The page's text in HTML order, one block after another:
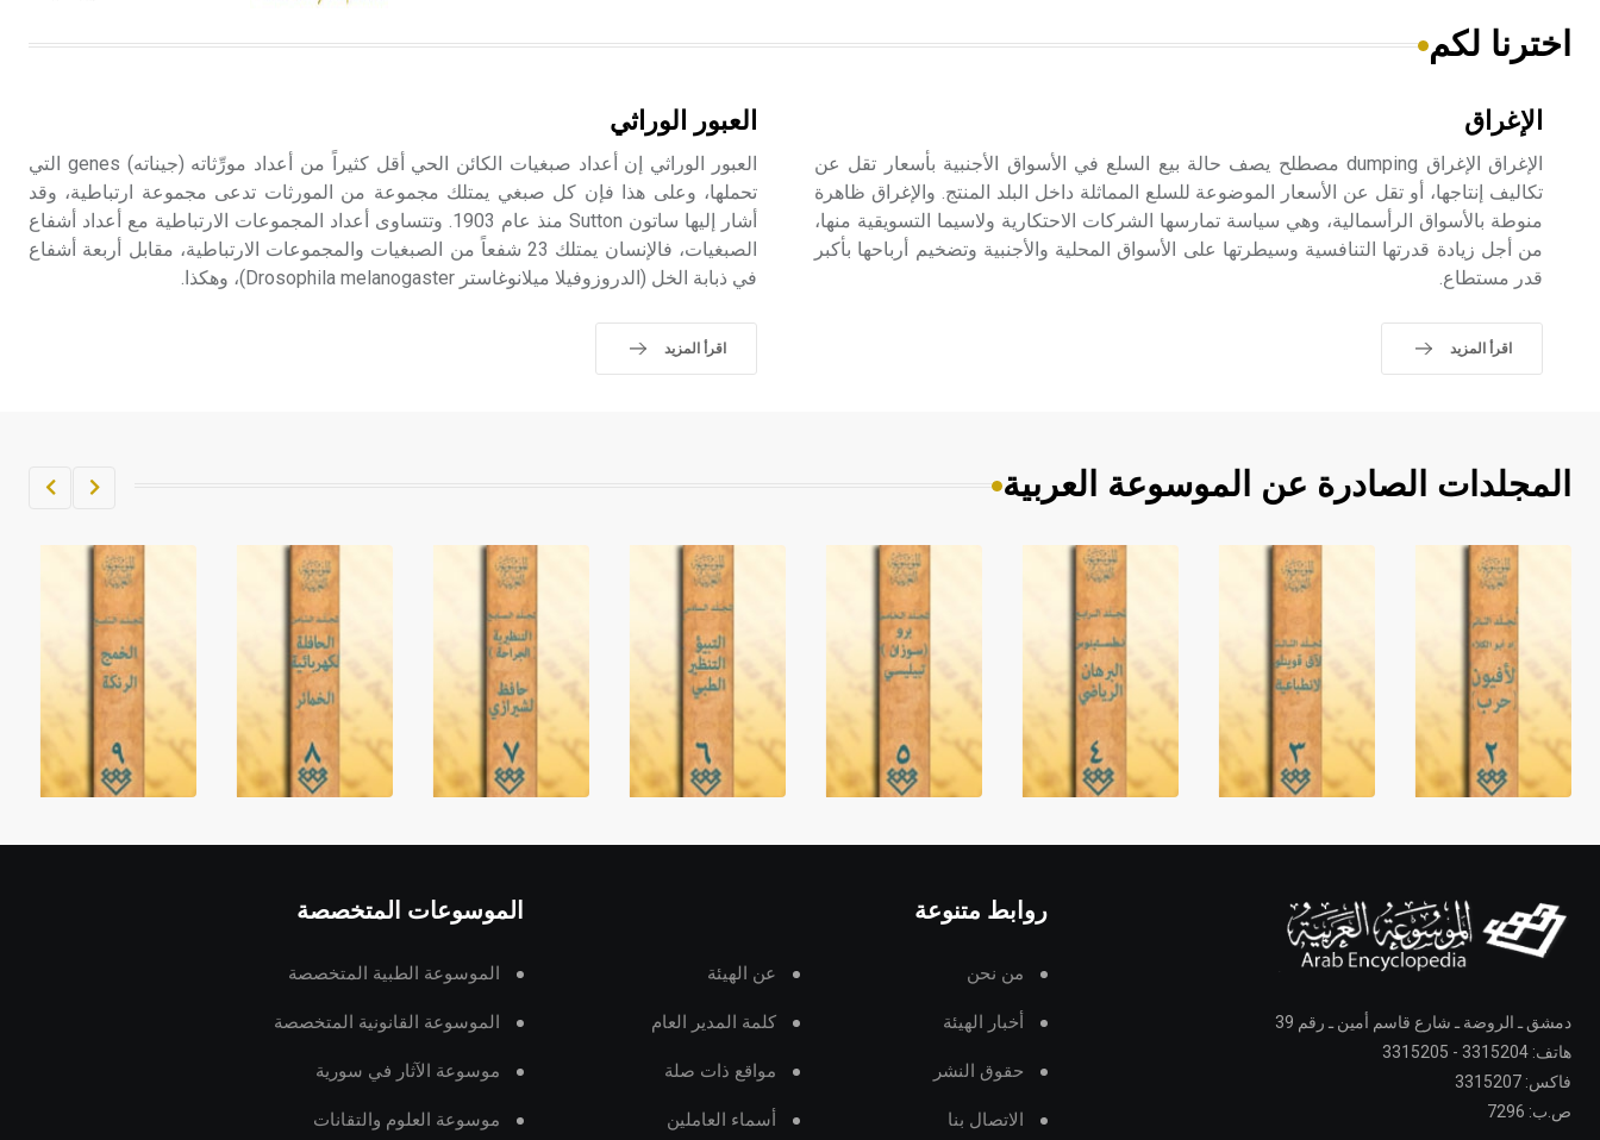
الإنكليزية أب
- هل تعلم أن أبجر Abgar اسم معروف
جيداً يعود إلى عدد من الملوك الذين
حيث تقتصر القيمة الصوتية للعلامة الك
اخترنا لكم
الإغراق
الإغراق الإغراق dumping مصطلح يصف حالة بيع السلع في الأسواق الأجنبية بأسعار تقل عن
تكاليف إنتاجها، أو تقل عن الأسعار الموضوعة للسلع المماثلة داخل البلد المنتج. والإغراق ظاهرة
منوطة بالأسواق الرأسمالية، وهي سياسة تمارسها الشركات الاحتكارية ولاسيما التسويقية منها،
من أجل زيادة قدرتها التنافسية وسيطرتها على الأسواق المحلية والأجنبية وتضخيم أرباحها بأكبر
قدر مستطاع.
اقرأ المزيد
العبور الوراثي
العبور الوراثي إن أعداد صبغيات الكائن الحي أقل كثيراً من أعداد مورِّثاته (جيناته) genes التي
تحملها، وعلى هذا فإن كل صبغي يمتلك مجموعة من المورثات تدعى مجموعة ارتباطية، وقد
أشار إليها ساتون Sutton منذ عام 1903. وتتساوى أعداد المجموعات الارتباطية مع أعداد أشفاع
الصبغيات، فالإنسان يمتلك 23 شفعاً من الصبغيات والمجموعات الارتباطية، مقابل أربعة أشفاع
في ذبابة الخل (الدروزوفيلا ميلانوغاستر Drosophila melanogaster)، وهكذا.
اقرأ المزيد
المجلدات الصادرة عن الموسوعة العربية
دمشق ـ الروضة ـ شارع قاسم أمين ـ رقم 39
هاتف: 3315204 - 3315205
فاكس: 3315207
ص.ب: 7296
روابط متنوعة
من نحن عن الهيئة
أخبار الهيئة كلمة المدير العام
حقوق النشر مواقع ذات صلة
الاتصال بنا أسماء العاملين
الموسوعات المتخصصة
الموسوعة الطبية المتخصصة
الموسوعة القانونية المتخصصة
موسوعة الآثار في سورية
موسوعة العلوم والتقانات